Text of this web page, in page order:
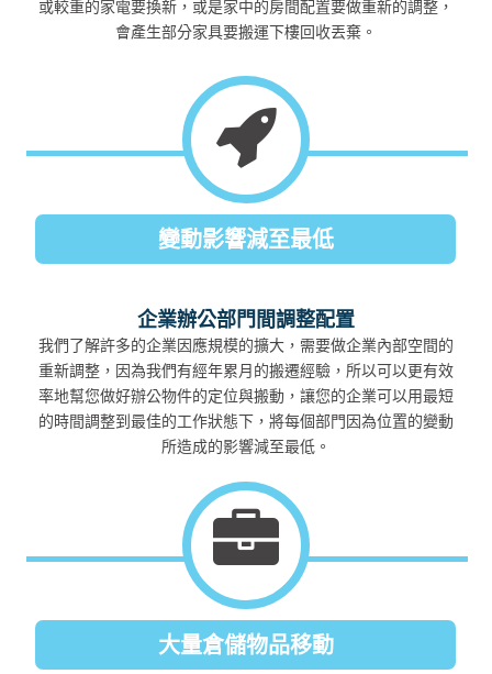
或較重的家電要換新，或是家中的房間配置要做重新的調整，
會產生部分家具要搬運下樓回收丟棄。
變動影響減至最低
企業辦公部門間調整配置
我們了解許多的企業因應規模的擴大，需要做企業內部空間的
重新調整，因為我們有經年累月的搬遷經驗，所以可以更有效
率地幫您做好辦公物件的定位與搬動，讓您的企業可以用最短
的時間調整到最佳的工作狀態下，將每個部門因為位置的變動
所造成的影響減至最低。
大量倉儲物品移動